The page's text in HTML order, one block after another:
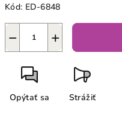
Kód: ED-6848
+
−
Opýtať sa Strážiť